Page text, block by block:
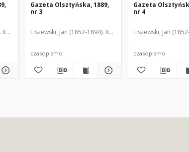
Gazeta Olsztyńska, 1889,
nr 3
Liszewski, Jan (1852-1894). Red.
czasopismo
Gazeta
nr 4
Liszewski, Jan
czasopismo